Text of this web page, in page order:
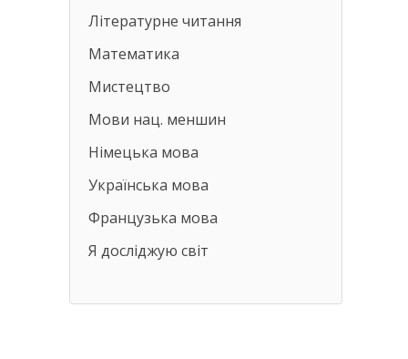
Літературне читання
Математика
Мистецтво
Мови нац. меншин
Німецька мова
Українська мова
Французька мова
Я досліджую світ